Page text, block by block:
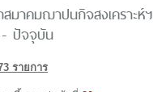
มาคมฌาปนกิจสงเคราะห์ฯ
- ปัจจุบัน
รายการ